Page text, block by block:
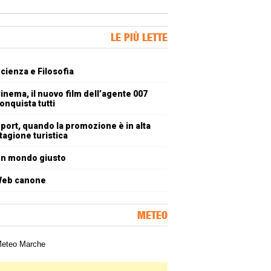
LE PIÙ LETTE
e Filosofia
il nuovo film dell’agente 007
tutti
quando la promozione è in alta
turistica
mondo giusto
canone
METEO
meteorologica delle Marche